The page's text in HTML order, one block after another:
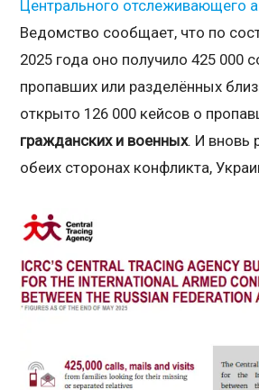
Центрального отслеживающего
Ведомство сообщает, что по
2025 года оно получило 425 000
пропавших или разделённых
открыто 126 000 кейсов о
гражданских и военных. И вновь
обеих сторонах конфликта,